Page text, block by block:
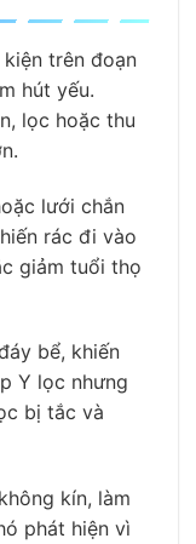
trên đoạn
hút yếu.
lọc hoặc thu
lưới chắn
rác đi vào
giảm tuổi thọ
bể, khiến
Y lọc nhưng
bị tắc và
kín, làm
phát hiện vì